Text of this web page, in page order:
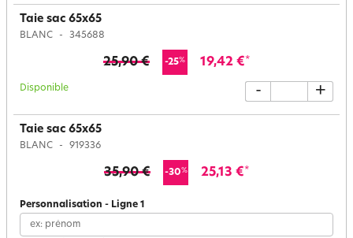
Taie sac 65x65
BLANC 345688
25,90 € -25% 19,42 €*
Disponible - +
Taie sac 65x65
BLANC 919336
35,90 € -30% 25,13 €*
Personnalisation - Ligne 1